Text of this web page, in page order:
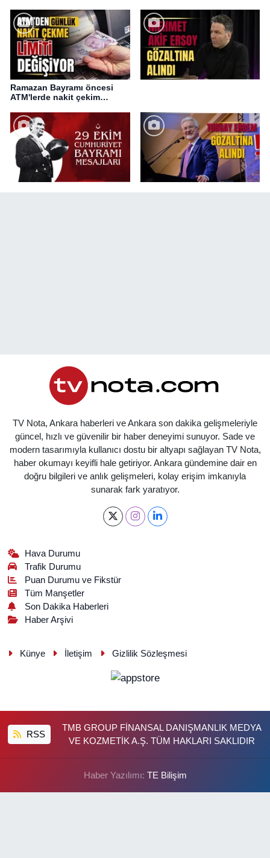
Ramazan Bayramı öncesi
ATM'lerde nakit çekim
TV Nota, Ankara haberleri ve Ankara son dakika gelişmeleriyle
güncel, hızlı ve güvenilir bir haber deneyimi sunuyor. Sade ve
modern tasarımıyla kullanıcı dostu bir altyapı sağlayan TV Nota,
haber okumayı keyifli hale getiriyor. Ankara gündemine dair en
doğru bilgileri ve anlık gelişmeleri, kolay erişim imkanıyla
sunarak fark yaratıyor.
Hava Durumu
Trafik Durumu
Puan Durumu ve Fikstür
Tüm Manşetler
Son Dakika Haberleri
Haber Arşivi
Künye İletişim Gizlilik Sözleşmesi
RSS
TMB GROUP FİNANSAL DANIŞMANLIK MEDYA
VE KOZMETİK A.Ş. TÜM HAKLARI SAKLIDIR
Haber Yazılımı: TE Bilişim